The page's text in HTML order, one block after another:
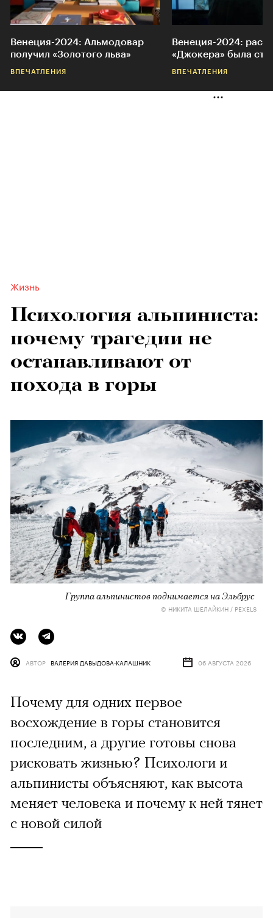
Венеция-2024: Альмодовар
получил «Золотого льва»
ВПЕЧАТЛЕНИЯ
Венеция-2024:
«Джокера» была
ВПЕЧАТЛЕНИЯ
Жизнь
Психология альпиниста:
почему трагедии не
останавливают от
похода в горы
Группа альпинистов поднимается на Эльбрус
© НИКИТА ШЕЛАЙКИН / PEXELS
АВТОР ВАЛЕРИЯ ДАВЫДОВА-КАЛАШНИК 06 АВГУСТА 2026
Почему для одних первое
восхождение в горы становится
последним, а другие готовы снова
рисковать жизнью? Психологи и
альпинисты объясняют, как высота
меняет человека и почему к ней тянет
с новой силой